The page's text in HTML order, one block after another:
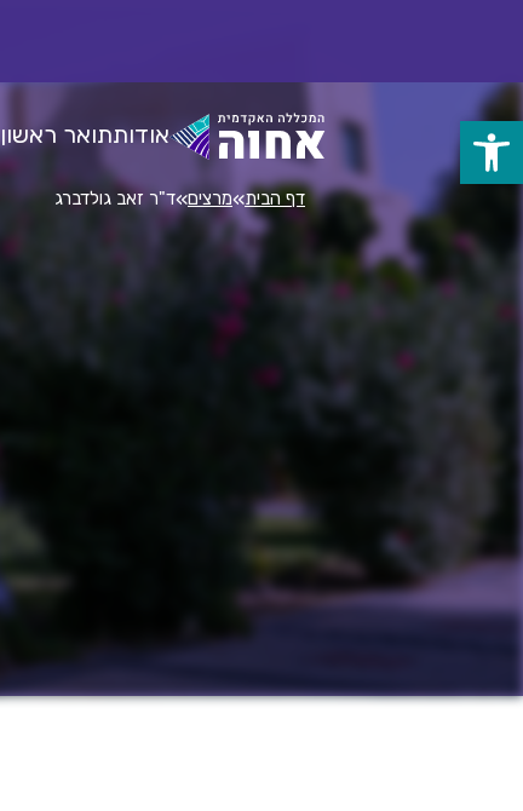
פתח
סרגל
נגישות
אודותתואר ראשון
דף הבית»מרצים»ד"ר זאב גולדברג